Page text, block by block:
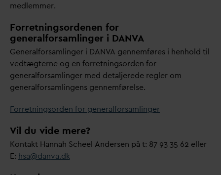
medlemmer.
Forretningsordenen for
generalforsamlinger i DANVA
Generalforsamlinger i DANVA gennemføres i henhold til
vedtægterne og en forretningsorden for
generalforsamlinger med detaljerede regler om
generalforsamlingens gennemførelse.
Forretningsorden for generalforsamlinger
Vil du vide mere?
Kontakt Hannah Scheel Andersen på t: 87 93 35 62 eller
E: hsa@danva.dk